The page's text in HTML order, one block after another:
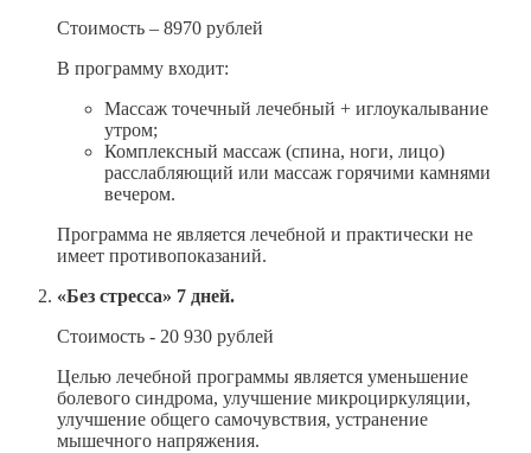
Стоимость – 8970 рублей
В программу входит:
Массаж точечный лечебный + иглоукалывание
утром;
Комплексный массаж (спина, ноги, лицо)
расслабляющий или массаж горячими камнями
вечером.
Программа не является лечебной и практически не
имеет противопоказаний.
«Без стресса» 7 дней.
Стоимость - 20 930 рублей
Целью лечебной программы является уменьшение
болевого синдрома, улучшение микроциркуляции,
улучшение общего самочувствия, устранение
мышечного напряжения.